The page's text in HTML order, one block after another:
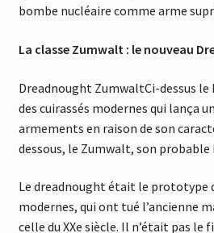
bombe nucléaire comme arme
La classe Zumwalt : le nouveau
Dreadnought ZumwaltCi-dessus
des cuirassés modernes qui lança
armements en raison de son
dessous, le Zumwalt, son probable
Le dreadnought était le prototype
modernes, qui ont tué l’ancienne
celle du XXe siècle. Il n’était pas le